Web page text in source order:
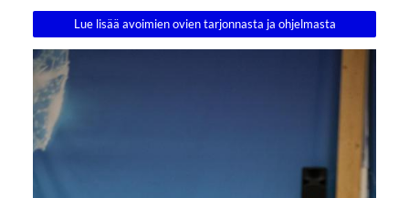
Lue lisää avoimien ovien tarjonnasta ja ohjelmasta